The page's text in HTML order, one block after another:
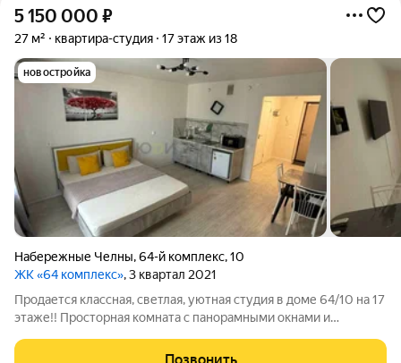
5 150 000 ₽
27 м² квартира-студия 17 этаж из 18
новостройка
Набережные Челны,64-й комплекс,10
ЖК «64 комплекс», 3 квартал 2021
Продается классная, светлая, уютная студия в доме 64/10 на 17
этаже!! Просторная комната с панорамными окнами и
кондиционер!! Санузел совмещенный. Дом оборудован